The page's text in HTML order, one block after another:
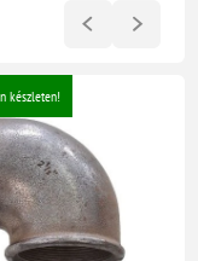
készleten!